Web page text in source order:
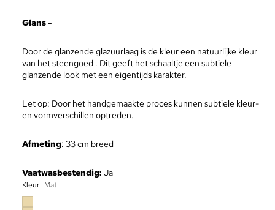
Glans -
Door de glanzende glazuurlaag is de kleur een natuurlijke kleur
van het steengoed . Dit geeft het schaaltje een subtiele
glanzende look met een eigentijds karakter.
Let op: Door het handgemaakte proces kunnen subtiele kleur-
en vormverschillen optreden.
Afmeting: 33 cm breed
Vaatwasbestendig: Ja
Kleur Mat